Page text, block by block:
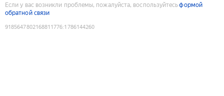
Если у вас возникли проблемы, пожалуйста, воспользуйтесьформой
обратной связи
9185647802168811776:1786144260